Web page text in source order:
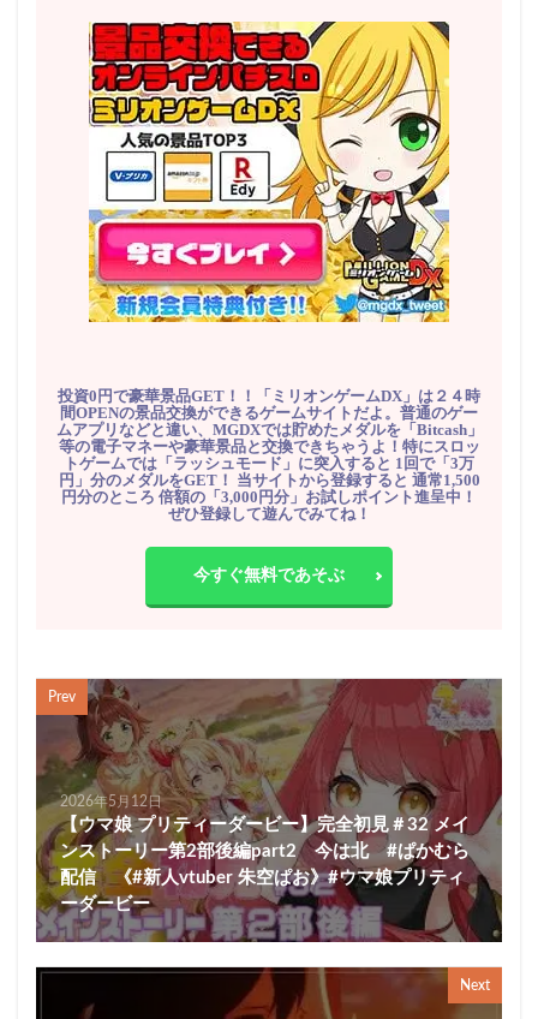
投資0円で豪華景品GET！！「ミリオンゲームDX」は２４時
間OPENの景品交換ができるゲームサイトだよ。普通のゲー
ムアプリなどと違い、MGDXでは貯めたメダルを「Bitcash」
等の電子マネーや豪華景品と交換できちゃうよ！特にスロッ
トゲームでは「ラッシュモード」に突入すると 1回で「3万
円」分のメダルをGET！ 当サイトから登録すると 通常1,500
円分のところ 倍額の「3,000円分」お試しポイント進呈中！
ぜひ登録して遊んでみてね！
今すぐ無料であそぶ
Prev
2026年5月12日
【ウマ娘 プリティーダービー】完全初見＃32 メイ
ンストーリー第2部後編part2 今は北 #ぱかむら
配信 《#新人vtuber 朱空ぱお》#ウマ娘プリティ
ーダービー
Next